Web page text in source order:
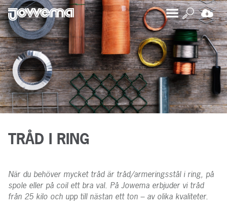
TRÅD I RING
När du behöver mycket tråd är tråd/armeringsstål i ring, på
spole eller på coil ett bra val. På Jowema erbjuder vi tråd
från 25 kilo och upp till nästan ett ton – av olika kvaliteter.